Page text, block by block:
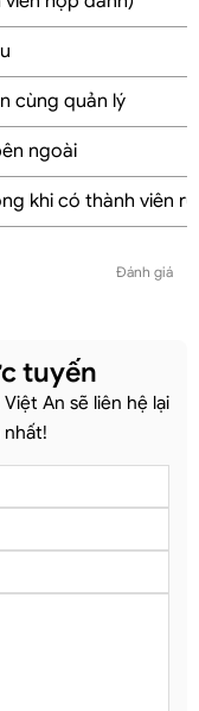
cùng quản lý
ngoài
khi có thành viên
Đánh giá
tuyến
An sẽ liên hệ lại